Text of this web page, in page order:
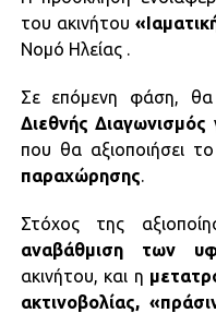
του ακινήτου
Νομό Ηλείας .
Σε επόμενη φάση, θα
Διεθνής Διαγωνισμός
που θα αξιοποιήσει
παραχώρησης.
Στόχος της
αναβάθμιση των
ακινήτου, και η
ακτινοβολίας,